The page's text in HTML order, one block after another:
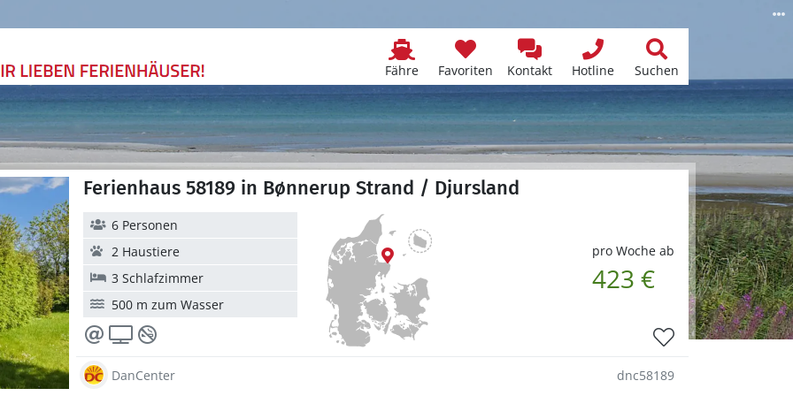
Fähre Favoriten Kontakt Hotline Suchen
Ferienhaus 58189 in Bønnerup Strand / Djursland
pro Woche ab
423 €
6 Personen
2 Haustiere
3 Schlafzimmer
500 m zum Wasser
DanCenter dnc58189